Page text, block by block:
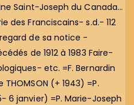
Saint-Joseph du Canada…
des Franciscains- s.d.- 112
de sa notice -
de 1912 à 1983 Faire-
etc. =F. Bernardin
THOMSON (+ 1943) =P.
6 janvier) =P. Marie-Joseph